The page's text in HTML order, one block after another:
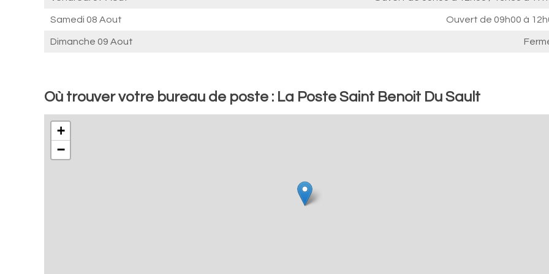
Samedi 08 Aout Ouvert de 09h00 à
Dimanche 09 Aout
Où trouver votre bureau de poste : La Poste Saint Benoit Du Sault
+
−